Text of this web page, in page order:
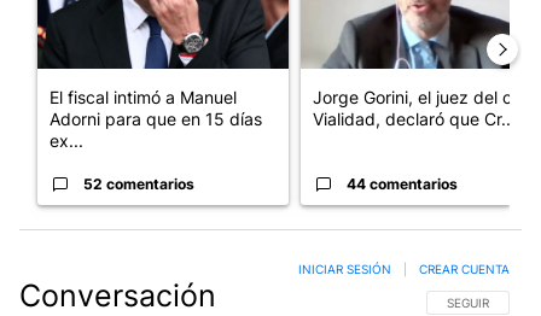
El fiscal intimó a Manuel
Adorni para que en 15 días
ex...
52 comentarios
Jorge Gorini, el juez del caso
Vialidad, declaró que Cr...
44 comentarios
Conversación SIGA ESTA
SEGUIR
INICIAR SESIÓN CREAR CUENTA